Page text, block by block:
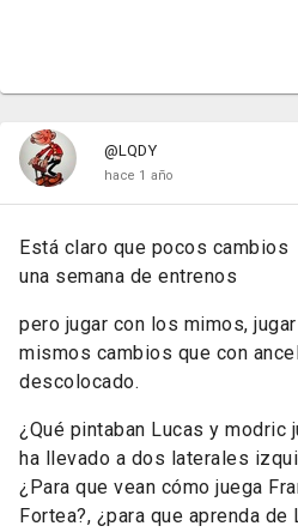
@LQDY
hace 1 año
Está claro que pocos
una semana de entrenos
pero jugar con los mimos,
mismos cambios que con
descolocado.
¿Qué pintaban Lucas y modric
ha llevado a dos laterales
¿Para que vean cómo juega
Fortea?, ¿para que aprenda de